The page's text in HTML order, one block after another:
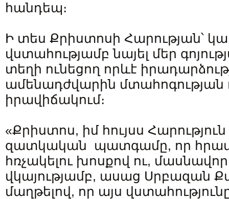
հանդեպ։
Ի տես Քրիստոսի Հարության՝
վստահությամբ նայել մեր
տեղի ունեցող որևէ
ամենադժվարին մտահոգության
իրավիճակում։
«Քրիստոս, իմ հույսս
զատկական պատգամը, որ
հռչակելու խոսքով ու,
վկայությամբ, ասաց Սրբազան
մաղթելով, որ այս